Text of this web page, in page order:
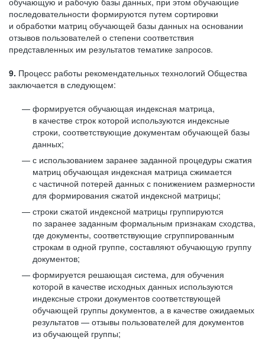
последовательности формируются путем сортировки
и обработки матриц обучающей базы данных на основании
отзывов пользователей о степени соответствия
представленных им результатов тематике запросов.
9. Процесс работы рекомендательных технологий Общества
заключается в следующем:
формируется обучающая индексная матрица,
в качестве строк которой используются индексные
строки, соответствующие документам обучающей базы
данных;
с использованием заранее заданной процедуры сжатия
матриц обучающая индексная матрица сжимается
с частичной потерей данных с понижением размерности
для формирования сжатой индексной матрицы;
строки сжатой индексной матрицы группируются
по заранее заданным формальным признакам сходства,
где документы, соответствующие сгруппированным
строкам в одной группе, составляют обучающую группу
документов;
формируется решающая система, для обучения
которой в качестве исходных данных используются
индексные строки документов соответствующей
обучающей группы документов, а в качестве ожидаемых
результатов — отзывы пользователей для документов
из обучающей группы;